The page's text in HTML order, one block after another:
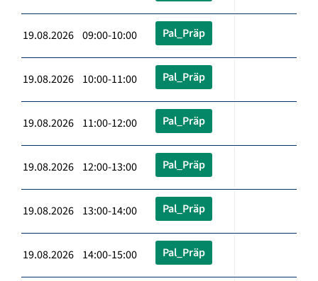
19.08.2026 09:00-10:00 Pal_Präp
19.08.2026 10:00-11:00 Pal_Präp
19.08.2026 11:00-12:00 Pal_Präp
19.08.2026 12:00-13:00 Pal_Präp
19.08.2026 13:00-14:00 Pal_Präp
19.08.2026 14:00-15:00 Pal_Präp